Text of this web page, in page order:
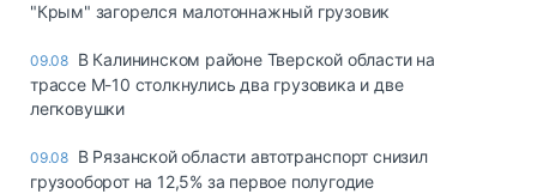
"Крым" загорелся малотоннажный грузовик
09.08 В Калининском районе Тверской области на
трассе М-10 столкнулись два грузовика и две
легковушки
09.08 В Рязанской области автотранспорт снизил
грузооборот на 12,5% за первое полугодие